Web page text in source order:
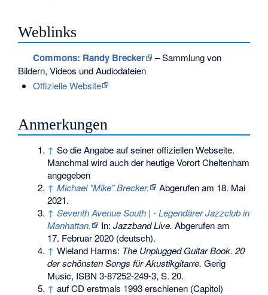
Weblinks
Commons: Randy Brecker
– Sammlung von
Bildern, Videos und Audiodateien
Offizielle Website
Anmerkungen
↑ So die Angabe auf seiner offiziellen Webseite.
Manchmal wird auch der heutige Vorort Cheltenham
angegeben
↑ Michael "Mike" Brecker.
Abgerufen am 18. Mai
2021.
↑ Seventh Avenue South | - Legendärer Jazzclub in
Manhattan.
In:Jazzband Live. Abgerufen am
17. Februar 2020 (deutsch).
↑ Wieland Harms: The Unplugged Guitar Book. 20
der schönsten Songs für Akustikgitarre. Gerig
Music, ISBN 3-87252-249-3, S. 20.
↑ auf CD erstmals 1993 erschienen (Capitol)